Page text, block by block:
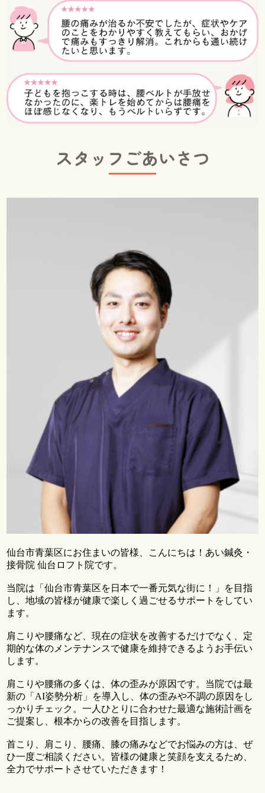
スタッフごあいさつ
仙台市青葉区にお住まいの皆様、こんにちは！あい鍼灸・
接骨院 仙台ロフト院です。
当院は「仙台市青葉区を日本で一番元気な街に！」を目指
し、地域の皆様が健康で楽しく過ごせるサポートをしてい
ます。
肩こりや腰痛など、現在の症状を改善するだけでなく、定
期的な体のメンテナンスで健康を維持できるようお手伝い
します。
肩こりや腰痛の多くは、体の歪みが原因です。当院では最
新の「AI姿勢分析」を導入し、体の歪みや不調の原因をし
っかりチェック。一人ひとりに合わせた最適な施術計画を
ご提案し、根本からの改善を目指します。
首こり、肩こり、腰痛、膝の痛みなどでお悩みの方は、ぜ
ひ一度ご相談ください。皆様の健康と笑顔を支えるため、
全力でサポートさせていただきます！